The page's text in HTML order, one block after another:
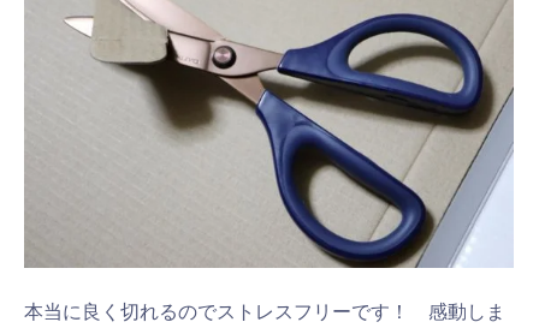
本当に良く切れるのでストレスフリーです！ 感動しま